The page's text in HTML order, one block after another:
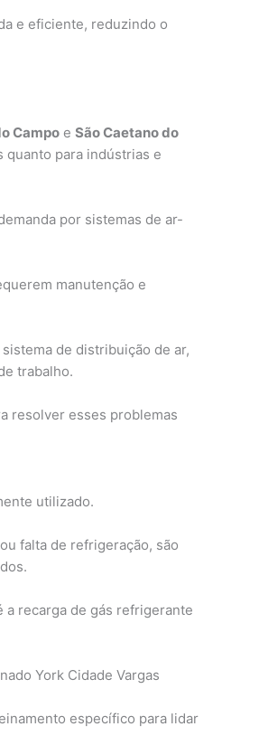
e eficiente, reduzindo o
Campo e São Caetano do
quanto para indústrias e
por sistemas de ar-
manutenção e
de distribuição de ar,
trabalho.
resolver esses problemas
utilizado.
falta de refrigeração, são
a recarga de gás refrigerante
York Cidade Vargas
específico para lidar